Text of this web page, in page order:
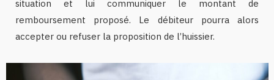
situation et lui communiquer le montant de
remboursement proposé. Le débiteur pourra alors
accepter ou refuser la proposition de l’huissier.